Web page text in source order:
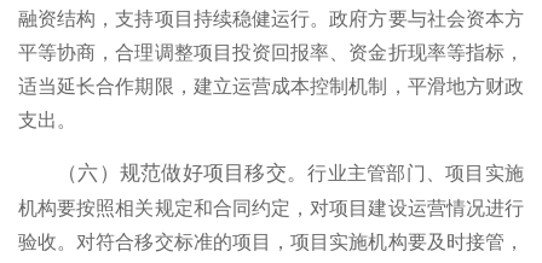
融资结构，支持项目持续稳健运行。政府方要与社会资本方
平等协商，合理调整项目投资回报率、资金折现率等指标，
适当延长合作期限，建立运营成本控制机制，平滑地方财政
支出。
（六）规范做好项目移交。行业主管部门、项目实施
机构要按照相关规定和合同约定，对项目建设运营情况进行
验收。对符合移交标准的项目，项目实施机构要及时接管，